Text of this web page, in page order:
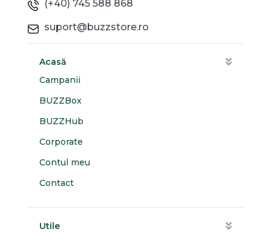
(+40) 745 588 868
suport@buzzstore.ro
Acasă
Campanii
BUZZBox
BUZZHub
Corporate
Contul meu
Contact
Utile